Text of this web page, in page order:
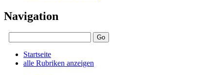
Navigation
Startseite
alle Rubriken anzeigen